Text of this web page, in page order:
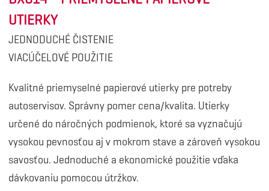
UTIERKY
JEDNODUCHÉ ČISTENIE
VIACÚČELOVÉ POUŽITIE
Kvalitné priemyselné papierové utierky pre potreby
autoservisov. Správny pomer cena/kvalita. Utierky
určené do náročných podmienok, ktoré sa vyznačujú
vysokou pevnosťou aj v mokrom stave a zároveň vysokou
savosťou. Jednoduché a ekonomické použitie vďaka
dávkovaniu pomocou útržkov.